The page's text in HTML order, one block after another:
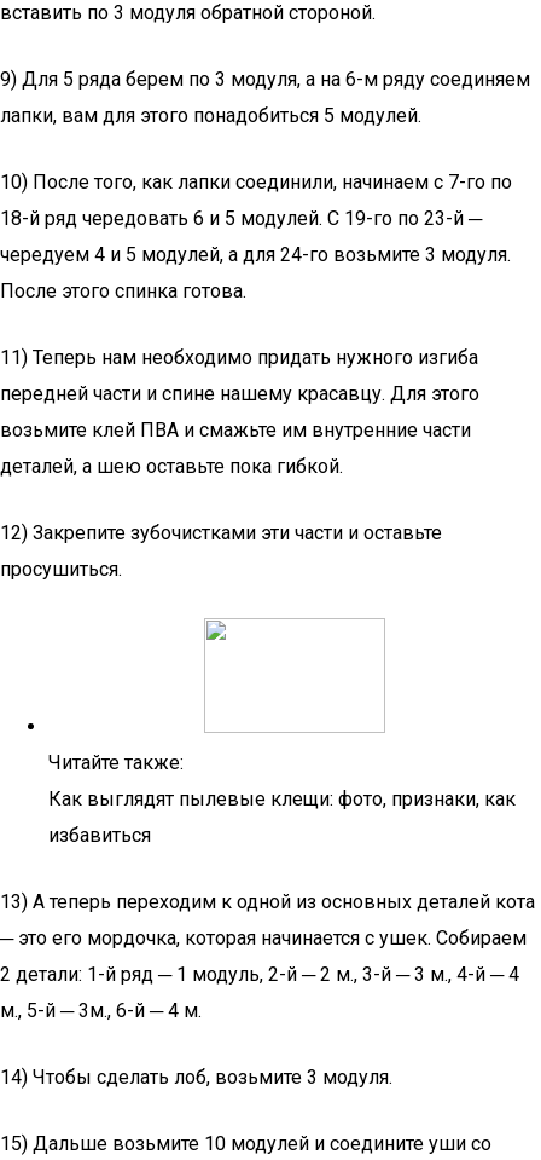
вставить по 3 модуля обратной стороной.
9) Для 5 ряда берем по 3 модуля, а на 6-м ряду соединяем
лапки, вам для этого понадобиться 5 модулей.
10) После того, как лапки соединили, начинаем с 7-го по
18-й ряд чередовать 6 и 5 модулей. С 19-го по 23-й ─
чередуем 4 и 5 модулей, а для 24-го возьмите 3 модуля.
После этого спинка готова.
11) Теперь нам необходимо придать нужного изгиба
передней части и спине нашему красавцу. Для этого
возьмите клей ПВА и смажьте им внутренние части
деталей, а шею оставьте пока гибкой.
12) Закрепите зубочистками эти части и оставьте
просушиться.
Читайте также:
Как выглядят пылевые клещи: фото, признаки, как
избавиться
13) А теперь переходим к одной из основных деталей кота
─ это его мордочка, которая начинается с ушек. Собираем
2 детали: 1-й ряд ─ 1 модуль, 2-й ─ 2 м., 3-й ─ 3 м., 4-й ─ 4
м., 5-й ─ 3м., 6-й ─ 4 м.
14) Чтобы сделать лоб, возьмите 3 модуля.
15) Дальше возьмите 10 модулей и соедините уши со